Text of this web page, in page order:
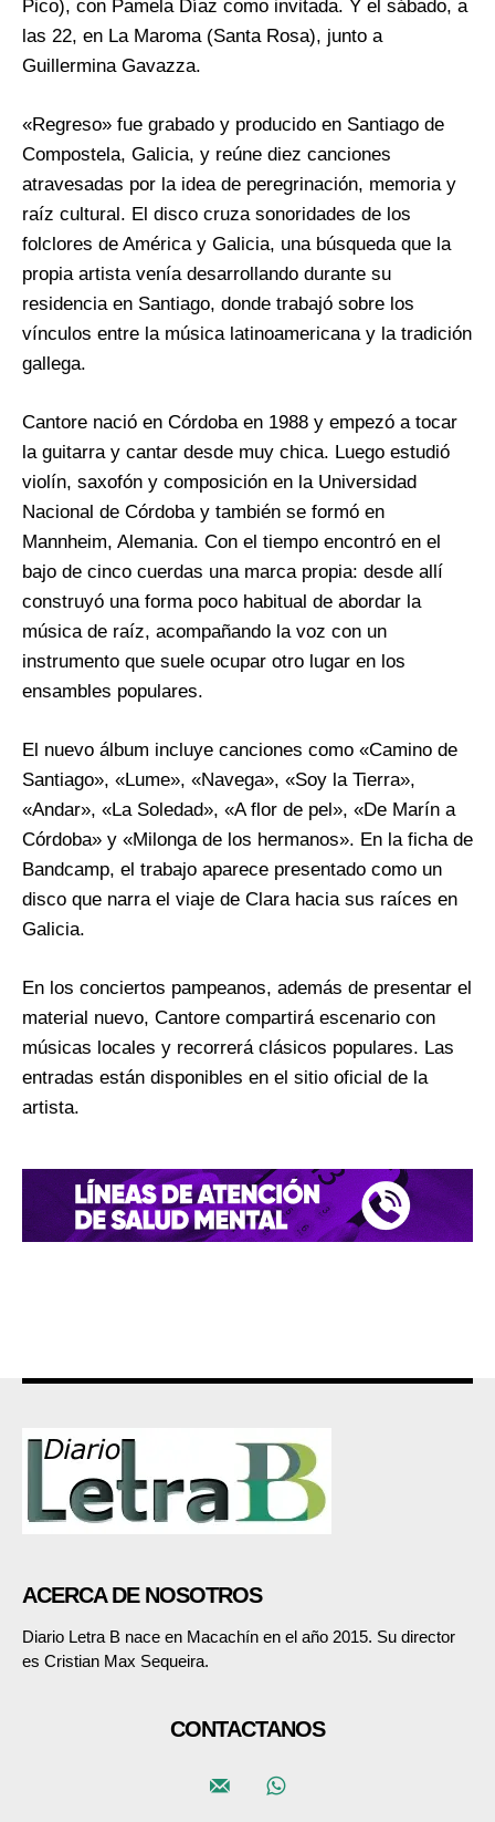
Pico), con Pamela Díaz como invitada. Y el sábado, a
las 22, en La Maroma (Santa Rosa), junto a
Guillermina Gavazza.
«Regreso» fue grabado y producido en Santiago de
Compostela, Galicia, y reúne diez canciones
atravesadas por la idea de peregrinación, memoria y
raíz cultural. El disco cruza sonoridades de los
folclores de América y Galicia, una búsqueda que la
propia artista venía desarrollando durante su
residencia en Santiago, donde trabajó sobre los
vínculos entre la música latinoamericana y la tradición
gallega.
Cantore nació en Córdoba en 1988 y empezó a tocar
la guitarra y cantar desde muy chica. Luego estudió
violín, saxofón y composición en la Universidad
Nacional de Córdoba y también se formó en
Mannheim, Alemania. Con el tiempo encontró en el
bajo de cinco cuerdas una marca propia: desde allí
construyó una forma poco habitual de abordar la
música de raíz, acompañando la voz con un
instrumento que suele ocupar otro lugar en los
ensambles populares.
El nuevo álbum incluye canciones como «Camino de
Santiago», «Lume», «Navega», «Soy la Tierra»,
«Andar», «La Soledad», «A flor de pel», «De Marín a
Córdoba» y «Milonga de los hermanos». En la ficha de
Bandcamp, el trabajo aparece presentado como un
disco que narra el viaje de Clara hacia sus raíces en
Galicia.
En los conciertos pampeanos, además de presentar el
material nuevo, Cantore compartirá escenario con
músicas locales y recorrerá clásicos populares. Las
entradas están disponibles en el sitio oficial de la
artista.
ACERCA DE NOSOTROS
Diario Letra B nace en Macachín en el año 2015. Su director
es Cristian Max Sequeira.
CONTACTANOS